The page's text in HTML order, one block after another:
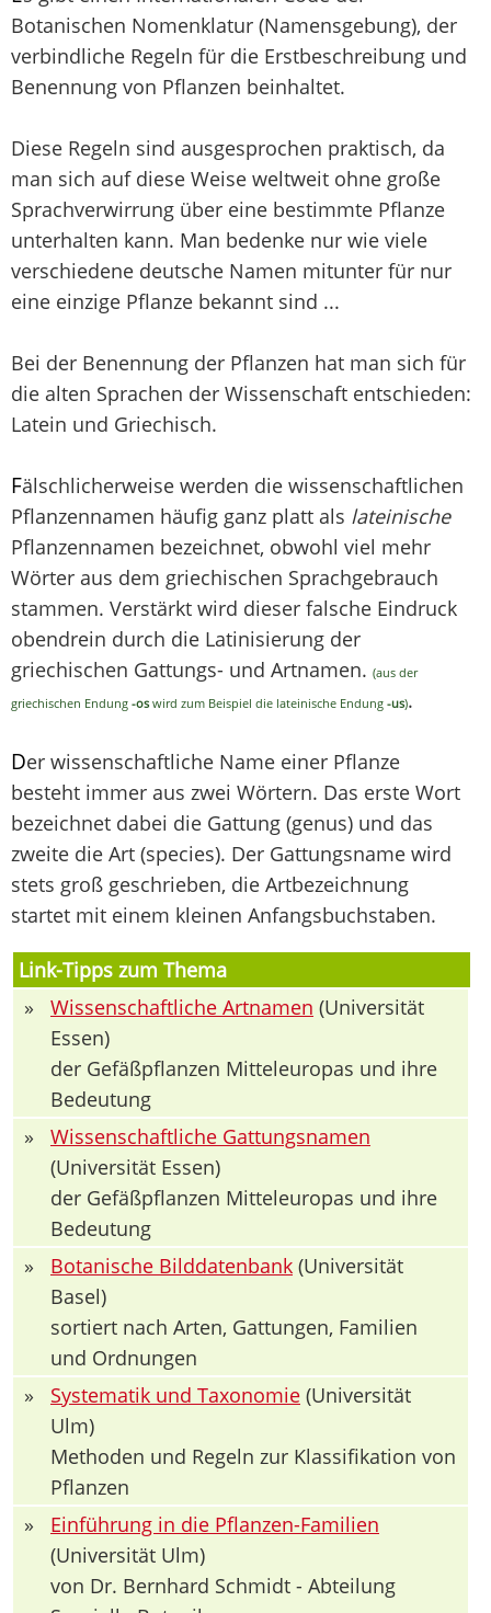
Botanischen Nomenklatur (Namensgebung), der
verbindliche Regeln für die Erstbeschreibung und
Benennung von Pflanzen beinhaltet.
Diese Regeln sind ausgesprochen praktisch, da
man sich auf diese Weise weltweit ohne große
Sprachverwirrung über eine bestimmte Pflanze
unterhalten kann. Man bedenke nur wie viele
verschiedene deutsche Namen mitunter für nur
eine einzige Pflanze bekannt sind ...
Bei der Benennung der Pflanzen hat man sich für
die alten Sprachen der Wissenschaft entschieden:
Latein und Griechisch.
Fälschlicherweise werden die wissenschaftlichen
Pflanzennamen häufig ganz platt als lateinische
Pflanzennamen bezeichnet, obwohl viel mehr
Wörter aus dem griechischen Sprachgebrauch
stammen. Verstärkt wird dieser falsche Eindruck
obendrein durch die Latinisierung der
griechischen Gattungs- und Artnamen. (aus der
griechischen Endung -os wird zum Beispiel die lateinische Endung -us).
Der wissenschaftliche Name einer Pflanze
besteht immer aus zwei Wörtern. Das erste Wort
bezeichnet dabei die Gattung (genus) und das
zweite die Art (species). Der Gattungsname wird
stets groß geschrieben, die Artbezeichnung
startet mit einem kleinen Anfangsbuchstaben.
Link-Tipps zum Thema
»
Wissenschaftliche Artnamen (Universität
Essen)
der Gefäßpflanzen Mitteleuropas und ihre
Bedeutung
»
Wissenschaftliche Gattungsnamen
(Universität Essen)
der Gefäßpflanzen Mitteleuropas und ihre
Bedeutung
»
Botanische Bilddatenbank (Universität
Basel)
sortiert nach Arten, Gattungen, Familien
und Ordnungen
»
Systematik und Taxonomie (Universität
Ulm)
Methoden und Regeln zur Klassifikation von
Pflanzen
»
Einführung in die Pflanzen-Familien
(Universität Ulm)
von Dr. Bernhard Schmidt - Abteilung